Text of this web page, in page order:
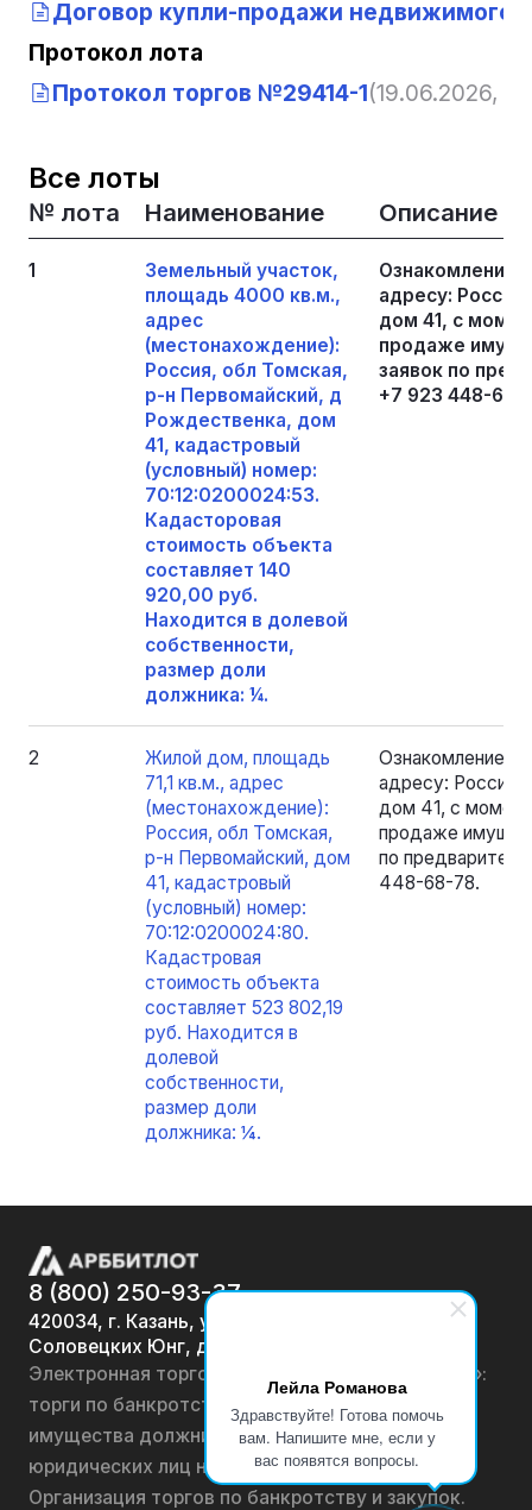
Лейла Романова
Здравствуйте! Готова помочь
вам. Напишите мне, если у
вас появятся вопросы.
Договор купли-продажи недвижимого
Протокол лота
Протокол торгов №29414-1(19.06.2026,
Все лоты
№ лота Наименование Описание
1
Земельный участок,
площадь 4000 кв.м.,
адрес
(местонахождение):
Россия, обл Томская,
р-н Первомайский, д
Рождественка, дом
41, кадастровый
(условный) номер:
70:12:0200024:53.
Кадасторовая
стоимость объекта
составляет 140
920,00 руб.
Находится в долевой
собственности,
размер доли
должника: ¼.
Ознакомление
адресу:
дом 41, с
продаже
заявок по
+7 923 448-68-
2
Жилой дом, площадь
71,1 кв.м., адрес
(местонахождение):
Россия, обл Томская,
р-н Первомайский, дом
41, кадастровый
(условный) номер:
70:12:0200024:80.
Кадастровая
стоимость объекта
составляет 523 802,19
руб. Находится в
долевой
собственности,
размер доли
должника: ¼.
Ознакомление с
адресу: Россия,
дом 41, с
продаже
по
448-68-78.
8 (800) 250-93-37
420034, г. Казань, ул.
Соловецких Юнг, д. 7
Электронная торговая площадка «АРББИТЛОТ»:
торги по банкротству, лоты по продаже
имущества должников физических лиц и
юридических лиц на онлайн-аукционах.
Организация торгов по банкротству и закупок.